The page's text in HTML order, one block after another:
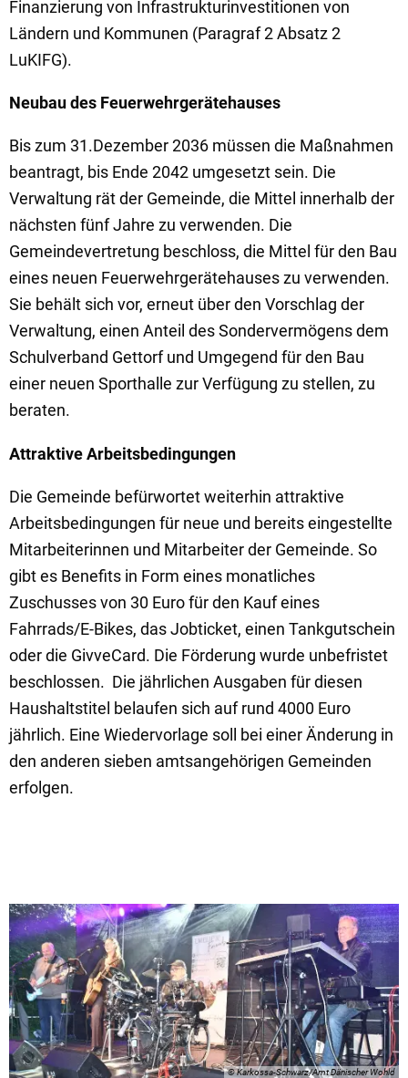
Finanzierung von Infrastrukturinvestitionen von
Ländern und Kommunen (Paragraf 2 Absatz 2
LuKIFG).
Neubau des Feuerwehrgerätehauses
Bis zum 31.Dezember 2036 müssen die Maßnahmen
beantragt, bis Ende 2042 umgesetzt sein. Die
Verwaltung rät der Gemeinde, die Mittel innerhalb der
nächsten fünf Jahre zu verwenden. Die
Gemeindevertretung beschloss, die Mittel für den Bau
eines neuen Feuerwehrgerätehauses zu verwenden.
Sie behält sich vor, erneut über den Vorschlag der
Verwaltung, einen Anteil des Sondervermögens dem
Schulverband Gettorf und Umgegend für den Bau
einer neuen Sporthalle zur Verfügung zu stellen, zu
beraten.
Attraktive Arbeitsbedingungen
Die Gemeinde befürwortet weiterhin attraktive
Arbeitsbedingungen für neue und bereits eingestellte
Mitarbeiterinnen und Mitarbeiter der Gemeinde. So
gibt es Benefits in Form eines monatliches
Zuschusses von 30 Euro für den Kauf eines
Fahrrads/E-Bikes, das Jobticket, einen Tankgutschein
oder die GivveCard. Die Förderung wurde unbefristet
beschlossen. Die jährlichen Ausgaben für diesen
Haushaltstitel belaufen sich auf rund 4000 Euro
jährlich. Eine Wiedervorlage soll bei einer Änderung in
den anderen sieben amtsangehörigen Gemeinden
erfolgen.
© Karkossa-Schwarz/Amt Dänischer Wohld